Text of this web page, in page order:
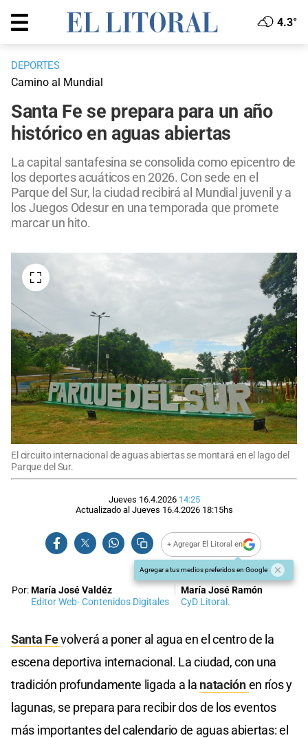
4.3°
DEPORTES
Camino al Mundial
Santa Fe se prepara para un año
histórico en aguas abiertas
La capital santafesina se consolida como epicentro de
los deportes acuáticos en 2026. Con sede en el
Parque del Sur, la ciudad recibirá al Mundial juvenil y a
los Juegos Odesur en una temporada que promete
marcar un hito.
El circuito internacional de aguas abiertas se montará en el lago del
Parque del Sur.
Jueves 16.4.2026 14:25
Actualizado al Jueves 16.4.2026 18:15hs
+ Agregar El Litoral en
Agregar a tus medios preferidos en Google
Por:María José Valdéz
Editor Web- Contenidos Digitales
María José Ramón
CyD Litoral.
Santa Fevolverá a poner al agua en el centro de la
escena deportiva internacional. La ciudad, con una
tradición profundamente ligada a la nataciónen ríos y
lagunas, se prepara para recibir dos de los eventos
más importantes del calendario de aguas abiertas: el